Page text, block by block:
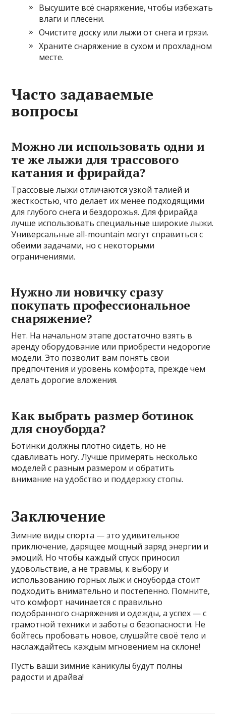
Высушите всё снаряжение, чтобы избежать
влаги и плесени.
Очистите доску или лыжи от снега и грязи.
Храните снаряжение в сухом и прохладном
месте.
Часто задаваемые
вопросы
Можно ли использовать одни и
те же лыжи для трассового
катания и фрирайда?
Трассовые лыжи отличаются узкой талией и
жесткостью, что делает их менее подходящими
для глубого снега и бездорожья. Для фрирайда
лучше использовать специальные широкие лыжи.
Универсальные all-mountain могут справиться с
обеими задачами, но с некоторыми
ограничениями.
Нужно ли новичку сразу
покупать профессиональное
снаряжение?
Нет. На начальном этапе достаточно взять в
аренду оборудование или приобрести недорогие
модели. Это позволит вам понять свои
предпочтения и уровень комфорта, прежде чем
делать дорогие вложения.
Как выбрать размер ботинок
для сноуборда?
Ботинки должны плотно сидеть, но не
сдавливать ногу. Лучше примерять несколько
моделей с разным размером и обратить
внимание на удобство и поддержку стопы.
Заключение
Зимние виды спорта — это удивительное
приключение, дарящее мощный заряд энергии и
эмоций. Но чтобы каждый спуск приносил
удовольствие, а не травмы, к выбору и
использованию горных лыж и сноуборда стоит
подходить внимательно и постепенно. Помните,
что комфорт начинается с правильно
подобранного снаряжения и одежды, а успех — с
грамотной техники и заботы о безопасности. Не
бойтесь пробовать новое, слушайте своё тело и
наслаждайтесь каждым мгновением на склоне!
Пусть ваши зимние каникулы будут полны
радости и драйва!